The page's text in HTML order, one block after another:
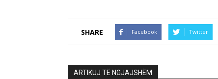
SHARE Facebook Twitter
ARTIKUJ TË NGJAJSHËM